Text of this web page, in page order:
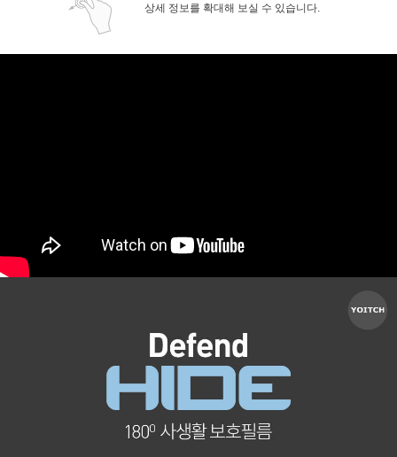
상세 정보를 확대해 보실 수 있습니다.